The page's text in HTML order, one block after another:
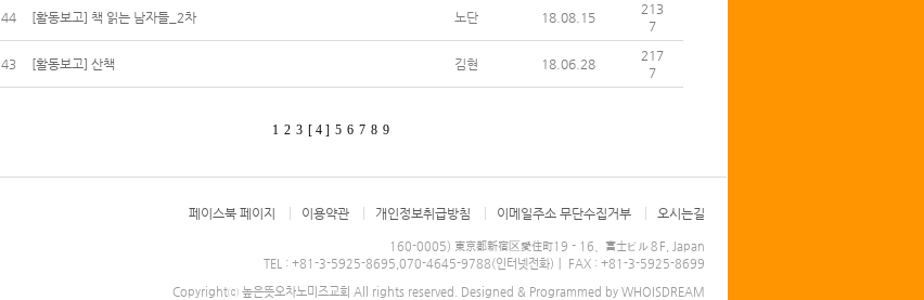
44 [활동보고] 책 읽는 남자들_2차 노단 18.08.15
213
7
43 [활동보고] 산책 김현 18.06.28
217
7
1 2 3 [ 4 ] 5 6 7 8 9
페이스북 페이지 이용약관 개인정보취급방침 이메일주소 무단수집거부 오시는길
160-0005) 東京都新宿区愛住町19－16、富士ビル８F, Japan
TEL : +81-3-5925-8695,070-4645-9788(인터넷전화)｜ FAX : +81-3-5925-8699
Copyrightⓒ 높은뜻오차노미즈교회 All rights reserved. Designed & Programmed by WHOISDREAM